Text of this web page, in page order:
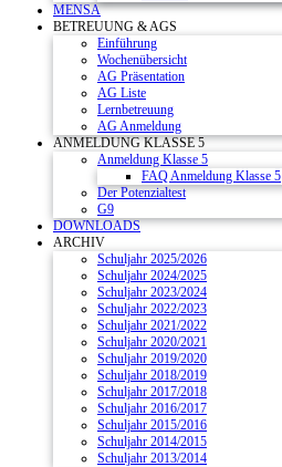
MENSA
BETREUUNG & AGS
Einführung
Wochenübersicht
AG Präsentation
AG Liste
Lernbetreuung
AG Anmeldung
ANMELDUNG KLASSE 5
Anmeldung Klasse 5
FAQ Anmeldung Klasse 5
Der Potenzialtest
G9
DOWNLOADS
ARCHIV
Schuljahr 2025/2026
Schuljahr 2024/2025
Schuljahr 2023/2024
Schuljahr 2022/2023
Schuljahr 2021/2022
Schuljahr 2020/2021
Schuljahr 2019/2020
Schuljahr 2018/2019
Schuljahr 2017/2018
Schuljahr 2016/2017
Schuljahr 2015/2016
Schuljahr 2014/2015
Schuljahr 2013/2014